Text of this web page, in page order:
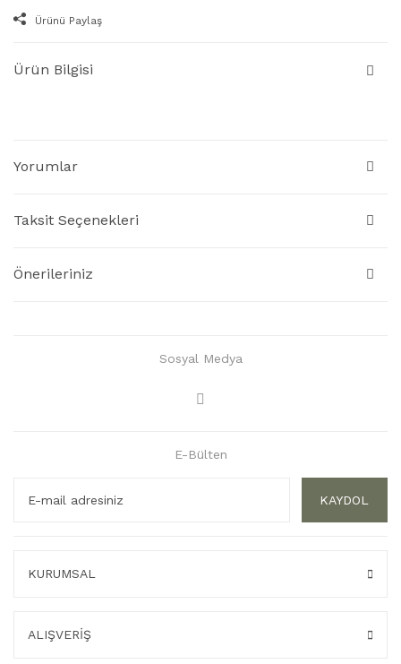
Ürünü Paylaş
Ürün Bilgisi
Yorumlar
Taksit Seçenekleri
Önerileriniz
Sosyal Medya
E-Bülten
KAYDOL
KURUMSAL
ALIŞVERİŞ